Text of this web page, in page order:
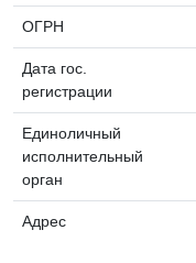
ОГРН
Дата гос.
регистрации
Единоличный
исполнительный
орган
Адрес